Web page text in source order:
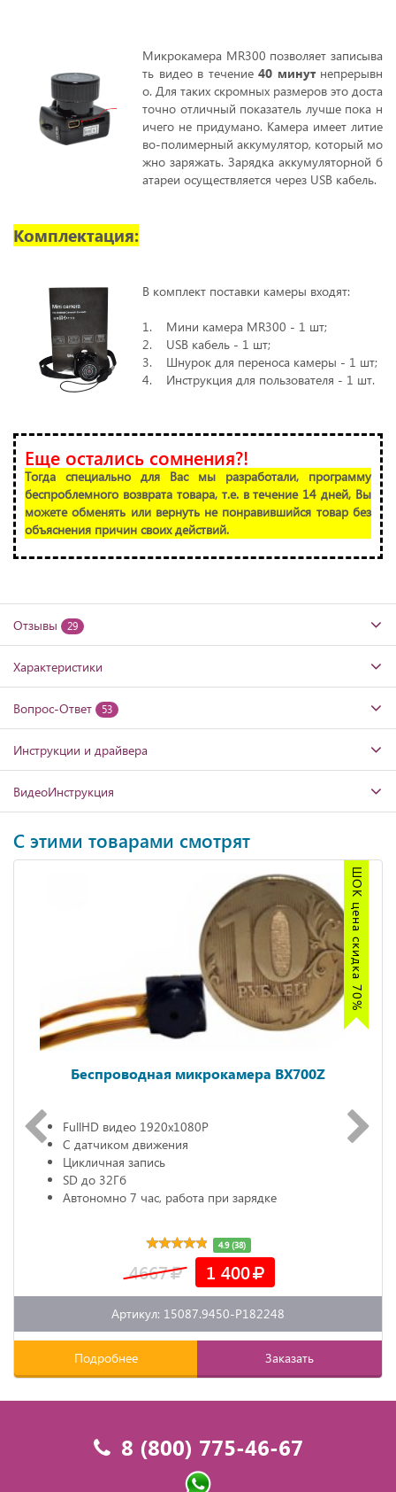
Микрокамера MR300 позволяет записыва
ть видео в течение 40 минутнепрерывн
о. Для таких скромных размеров это доста
точно отличный показатель лучше пока н
ичего не придумано. Камера имеет литие
во-полимерный аккумулятор, который мо
жно заряжать. Зарядка аккумуляторной б
атареи осуществляется через USB кабель.
Комплектация:
В комплект поставки камеры входят:
1. Мини камера MR300 - 1 шт;
2. USB кабель - 1 шт;
3. Шнурок для переноса камеры - 1 шт;
4. Инструкция для пользователя - 1 шт.
Еще остались сомнения?!
Тогда специально для Вас мы разработали, программу
беспроблемного возврата товара, т.е. в течение 14 дней, Вы
можете обменять или вернуть не понравившийся товар без
объяснения причин своих действий.
Отзывы 29
Характеристики
Вопрос-Ответ 53
Инструкции и драйвера
ВидеоИнструкция
С этими товарами смотрят
ШОК цена скидка 70%
Беспроводная микрокамера BX700Z
FullHD видео 1920х1080P
С датчиком движения
Цикличная запись
SD до 32Гб
Автономно 7 час, работа при зарядке
4.9 (38)
4667 1 400
Артикул: 15087.9450-P182248
Подробнее Заказать
8 (800) 775-46-67